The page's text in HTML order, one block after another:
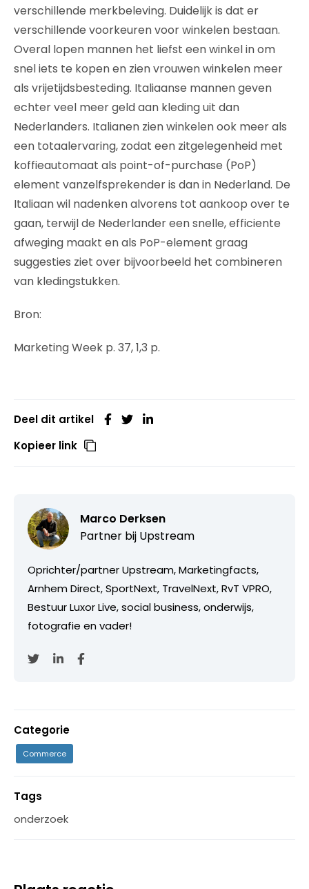
verschillende merkbeleving. Duidelijk is dat er
verschillende voorkeuren voor winkelen bestaan.
Overal lopen mannen het liefst een winkel in om
snel iets te kopen en zien vrouwen winkelen meer
als vrijetijdsbesteding. Italiaanse mannen geven
echter veel meer geld aan kleding uit dan
Nederlanders. Italianen zien winkelen ook meer als
een totaalervaring, zodat een zitgelegenheid met
koffieautomaat als point-of-purchase (PoP)
element vanzelfsprekender is dan in Nederland. De
Italiaan wil nadenken alvorens tot aankoop over te
gaan, terwijl de Nederlander een snelle, efficiente
afweging maakt en als PoP-element graag
suggesties ziet over bijvoorbeeld het combineren
van kledingstukken.
Bron:
Marketing Week p. 37, 1,3 p.
Deel dit artikel
Kopieer link
Marco Derksen
Partner bij Upstream
Oprichter/partner Upstream, Marketingfacts,
Arnhem Direct, SportNext, TravelNext, RvT VPRO,
Bestuur Luxor Live, social business, onderwijs,
fotografie en vader!
Categorie
Commerce
Tags
onderzoek